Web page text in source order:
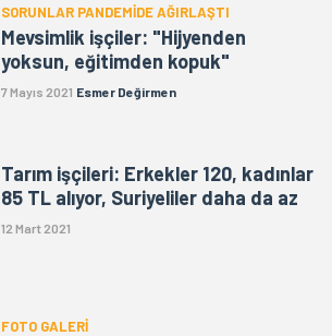
SORUNLAR PANDEMİDE AĞIRLAŞTI
Mevsimlik işçiler: "Hijyenden
yoksun, eğitimden kopuk"
7 Mayıs 2021 Esmer Değirmen
Tarım işçileri: Erkekler 120, kadınlar
85 TL alıyor, Suriyeliler daha da az
12 Mart 2021
FOTO GALERİ